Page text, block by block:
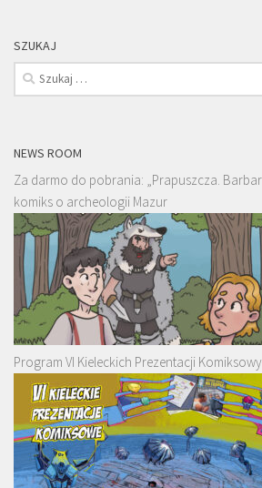
SZUKAJ
Szukaj:
NEWS ROOM
Za darmo do pobrania: „Prapuszcza.
komiks o archeologii Mazur
Program VI Kieleckich Prezentacji